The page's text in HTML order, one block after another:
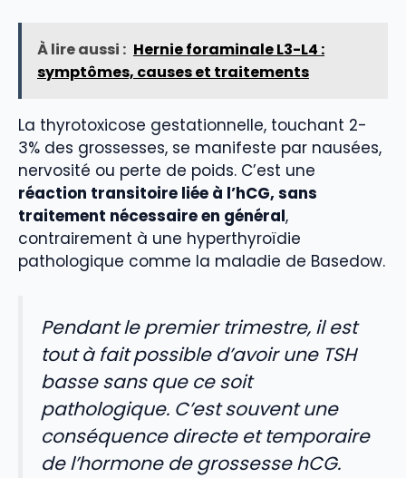
À lire aussi : Hernie foraminale L3-L4 :
symptômes, causes et traitements
La thyrotoxicose gestationnelle, touchant 2-
3% des grossesses, se manifeste par nausées,
nervosité ou perte de poids. C’est une
réaction transitoire liée à l’hCG, sans
traitement nécessaire en général,
contrairement à une hyperthyroïdie
pathologique comme la maladie de Basedow.
Pendant le premier trimestre, il est
tout à fait possible d’avoir une TSH
basse sans que ce soit
pathologique. C’est souvent une
conséquence directe et temporaire
de l’hormone de grossesse hCG.